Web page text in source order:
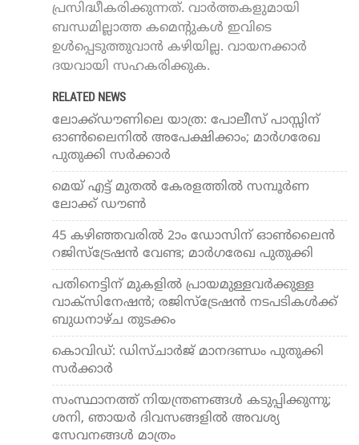
പ്രസിദ്ധീകരിക്കുന്നത്. വാർത്തകളുമായി
ബന്ധമില്ലാത്ത കമെന്റുകൾ ഇവിടെ
ഉൾപ്പെടുത്തുവാൻ കഴിയില്ല. വായനക്കാർ
ദയവായി സഹകരിക്കുക.
RELATED NEWS
ലോക്ക്ഡൗണിലെ യാത്ര: പോലീസ് പാസ്സിന്
ഓണ്‍ലൈനില്‍ അപേക്ഷിക്കാം; മാര്‍ഗരേഖ
പുതുക്കി സര്‍ക്കാര്‍
മെയ് എട്ട് മുതല്‍ കേരളത്തില്‍ സമ്പൂര്‍ണ
ലോക്ക് ഡൗണ്‍
45 കഴിഞ്ഞവരില്‍ 2ാം ഡോസിന് ഓണ്‍ലൈന്‍
റജിസ്‌ട്രേഷന്‍ വേണ്ട; മാര്‍ഗരേഖ പുതുക്കി
പതിനെട്ടിന് മുകളില്‍ പ്രായമുള്ളവര്‍ക്കുള്ള
വാക്സിനേഷന്‍; രജിസ്ട്രേഷന്‍ നടപടികള്‍ക്ക്
ബുധനാഴ്ച തുടക്കം
കൊവിഡ്: ഡിസ്ചാര്‍ജ് മാനദണ്ഡം പുതുക്കി
സര്‍ക്കാര്‍
സംസ്ഥാനത്ത് നിയന്ത്രണങ്ങള്‍ കടുപ്പിക്കുന്നു;
ശനി, ഞായര്‍ ദിവസങ്ങളില്‍ അവശ്യ
സേവനങ്ങള്‍ മാത്രം